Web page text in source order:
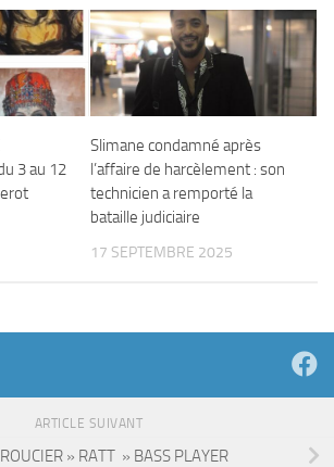
3 au 12
Slimane condamné après
l’affaire de harcèlement : son
technicien a remporté la
bataille judiciaire
17 SEPTEMBRE 2025
ARTICLE SUIVANT
» RATT » BASS PLAYER